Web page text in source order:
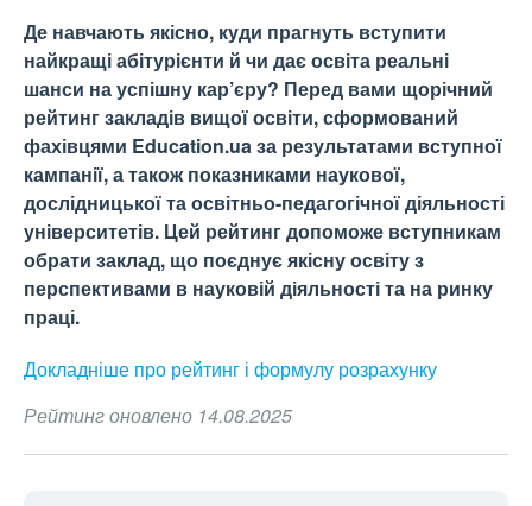
Де навчають якісно, куди прагнуть вступити
найкращі абітурієнти й чи дає освіта реальні
шанси на успішну кар’єру? Перед вами щорічний
рейтинг закладів вищої освіти, сформований
фахівцями Education.ua за результатами вступної
кампанії, а також показниками наукової,
дослідницької та освітньо-педагогічної діяльності
університетів. Цей рейтинг допоможе вступникам
обрати заклад, що поєднує якісну освіту з
перспективами в науковій діяльності та на ринку
праці.
Докладніше про рейтинг і формулу розрахунку
Рейтинг оновлено 14.08.2025